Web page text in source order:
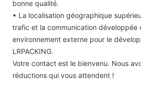
bonne qualité.
• La localisation géographique
trafic et la communication développée
environnement externe pour le
LRPACKING.
Votre contact est le bienvenu. Nous
réductions qui vous attendent !